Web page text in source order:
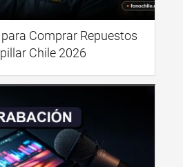
Comprar Repuestos
Chile 2026